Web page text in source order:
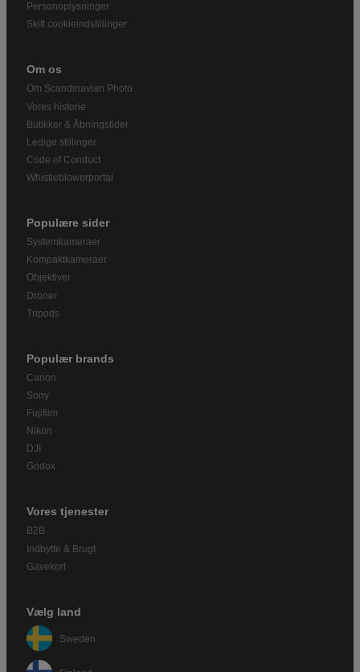
Personoplysninger
Skift cookieindstillinger
Om os
Om Scandinavian Photo
Vores historie
Butikker & Åbningstider
Ledige stillinger
Code of Conduct
Whistleblowerportal
Populære sider
Systemkameraer
Kompaktkameraer
Objektiver
Droner
Tripods
Populær brands
Canon
Sony
Fujifilm
Nikon
DJI
Godox
Vores tjenester
B2B
Indbytte & Brugt
Gavekort
Vælg land
Sweden